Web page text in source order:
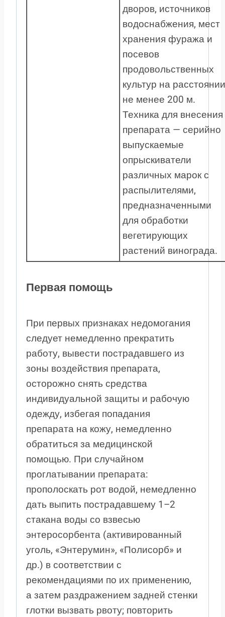
дворов, источников
водоснабжения, мест
хранения фуража и
посевов
продовольственных
культур на расстоянии
не менее 200 м.
Техника для внесения
препарата — серийно
выпускаемые
опрыскиватели
различных марок с
распылителями,
предназначенными
для обработки
вегетирующих
растений винограда.
Первая помощь
При первых признаках недомогания
следует немедленно прекратить
работу, вывести пострадавшего из
зоны воздействия препарата,
осторожно снять средства
индивидуальной защиты и рабочую
одежду, избегая попадания
препарата на кожу, немедленно
обратиться за медицинской
помощью. При случайном
проглатывании препарата:
прополоскать рот водой, немедленно
дать выпить пострадавшему 1–2
стакана воды со взвесью
энтеросорбента (активированный
уголь, «Энтерумин», «Полисорб» и
др.) в соответствии с
рекомендациями по их применению,
а затем раздражением задней стенки
глотки вызвать рвоту; повторить